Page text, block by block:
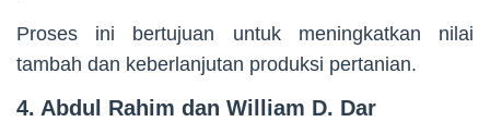
Proses ini bertujuan untuk meningkatkan nilai
tambah dan keberlanjutan produksi pertanian.
4. Abdul Rahim dan William D. Dar